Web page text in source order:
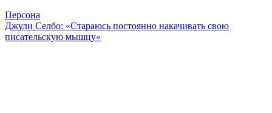
Персона
Джули Селбо: «Стараюсь постоянно накачивать свою
писательскую мышцу»